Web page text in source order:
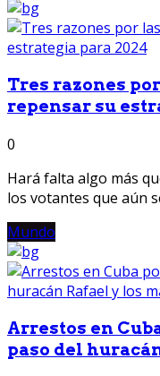
Tres razones
repensar su
0
Hará falta algo más
los votantes que aún
Mundo
Arrestos en
paso del